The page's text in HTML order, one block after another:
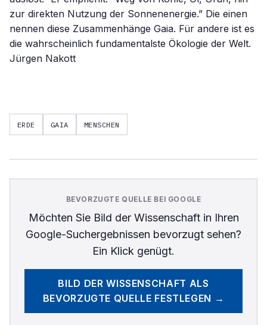
zur direkten Nutzung der Sonnenenergie.” Die einen
nennen diese Zusammenhänge Gaia. Für andere ist es
die wahrscheinlich fundamentalste Ökologie der Welt.
Jürgen Nakott
ERDE GAIA MENSCHEN
BEVORZUGTE QUELLE BEI GOOGLE
Möchten Sie Bild der Wissenschaftin Ihren
Google-Suchergebnissen bevorzugt sehen?
Ein Klick genügt.
BILD DER WISSENSCHAFT ALS
BEVORZUGTE QUELLE FESTLEGEN →